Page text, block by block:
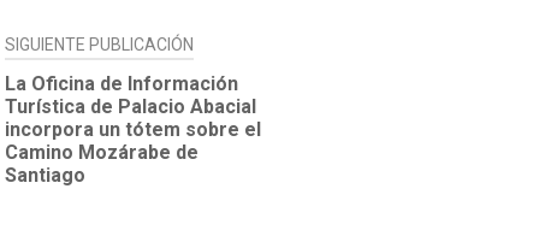
SIGUIENTE PUBLICACIÓN
La Oficina de Información
Turística de Palacio Abacial
incorpora un tótem sobre el
Camino Mozárabe de
Santiago